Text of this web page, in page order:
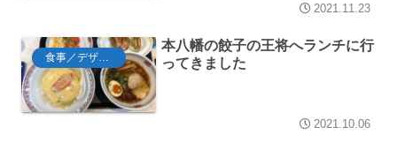
2021.11.23
本八幡の餃子の王将へランチに行
ってきました
2021.10.06